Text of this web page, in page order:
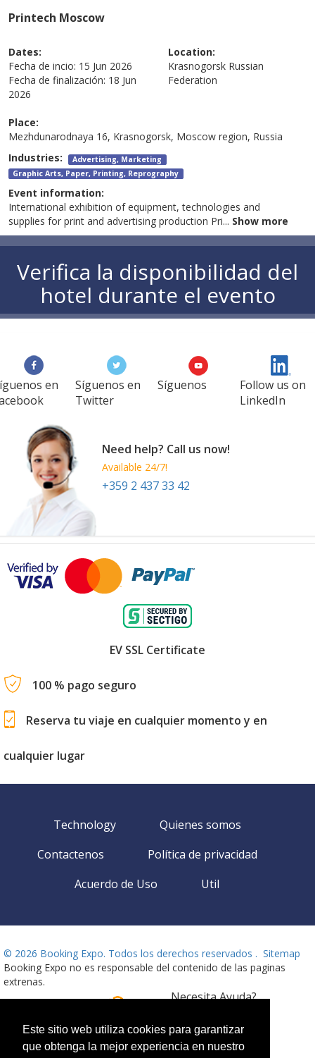
Este sitio web utiliza cookies para garantizar
que obtenga la mejor experiencia en nuestro
Printech Moscow
Dates:
Fecha de incio: 15 Jun 2026
Fecha de finalización: 18 Jun
2026
Location:
Krasnogorsk Russian
Federation
Place:
Mezhdunarodnaya 16, Krasnogorsk, Moscow region, Russia
Industries: Advertising, Marketing
Graphic Arts, Paper, Printing, Reprography
Event information:
International exhibition of equipment, technologies and
supplies for print and advertising production Pri... Show more
Verifica la disponibilidad del
hotel durante el evento
en
Síguenos en
Twitter
Síguenos
Follow us on
LinkedIn
Need help? Call us now!
Available 24/7!
+359 2 437 33 42
EV SSL Certificate
100 % pago seguro
Reserva tu viaje en cualquier momento y en
cualquier lugar
Technology
Quienes somos
Contactenos
Política de privacidad
Acuerdo de Uso
Util
© 2026 Booking Expo. Todos los derechos reservados . Sitemap
Booking Expo no es responsable del contenido de las paginas
extrenas.
Idioma
Necesita Ayuda?
Disponible 24 horas
+359 2 437 33 42